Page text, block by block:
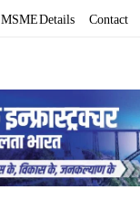
MSME Details Contact